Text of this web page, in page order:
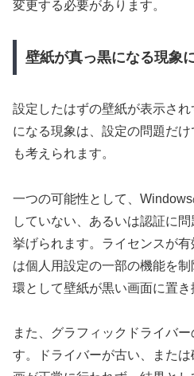
変更する必要があります。
壁紙が真っ黒になる現象
設定したはずの壁紙が表示さ
になる現象は、設定の問題だ
も考えられます。
一つの可能性として、
していない、あるいは認証に
挙げられます。ライセンスが
は個人用設定の一部の機能を
環として壁紙が黒い画面に置き
また、グラフィックドライバ
す。ドライバーが古い、また